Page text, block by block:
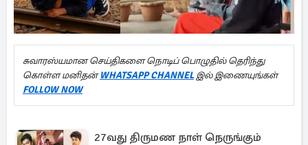
சுவாரஸ்யமான செய்திகளை நொடிப் பொழுதில் தெரிந்து
கொள்ள மனிதன்WHATSAPP CHANNELஇல் இணையுங்கள்
FOLLOW NOW
27வது திருமண நாள் நெருங்கும்